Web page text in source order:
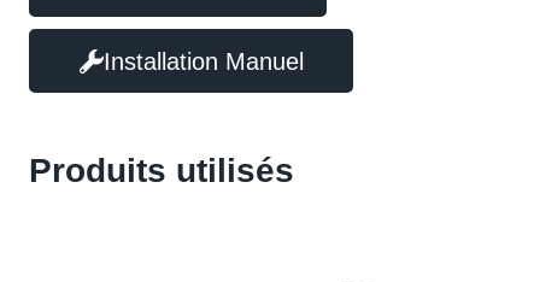
Installation Manuel
Produits utilisés